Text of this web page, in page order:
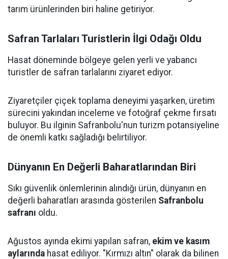
tarım ürünlerinden biri haline getiriyor.
Safran Tarlaları Turistlerin İlgi Odağı Oldu
Hasat döneminde bölgeye gelen yerli ve yabancı
turistler de safran tarlalarını ziyaret ediyor.
Ziyaretçiler çiçek toplama deneyimi yaşarken, üretim
sürecini yakından inceleme ve fotoğraf çekme fırsatı
buluyor. Bu ilginin Safranbolu'nun turizm potansiyeline
de önemli katkı sağladığı belirtiliyor.
Dünyanın En Değerli Baharatlarından Biri
Sıkı güvenlik önlemlerinin alındığı ürün, dünyanın en
değerli baharatları arasında gösterilen Safranbolu
safranı oldu.
Ağustos ayında ekimi yapılan safran, ekim ve kasım
aylarında hasat ediliyor. "Kırmızı altın" olarak da bilinen